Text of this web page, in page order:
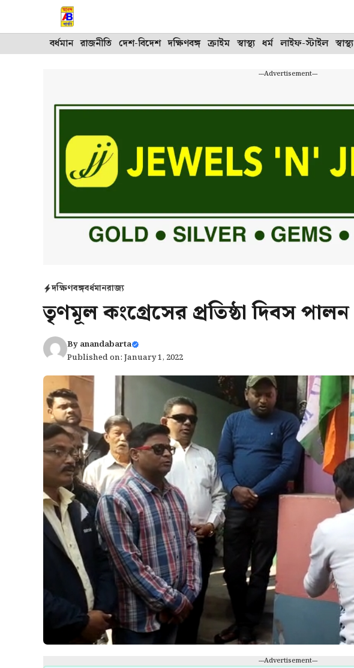
বর্ধমান রাজনীতি দেশ-বিদেশ দক্ষিণবঙ্গ ক্রাইম স্বাস্থ্য ধর্ম লাইফ-স্টাইল স্বাস্থ্য
---Advertisement---
দক্ষিণবঙ্গবর্ধমানরাজ্য
তৃণমূল কংগ্রেসের প্রতিষ্ঠা দিবস পালন
Byanandabarta
Published on: January 1, 2022
---Advertisement---